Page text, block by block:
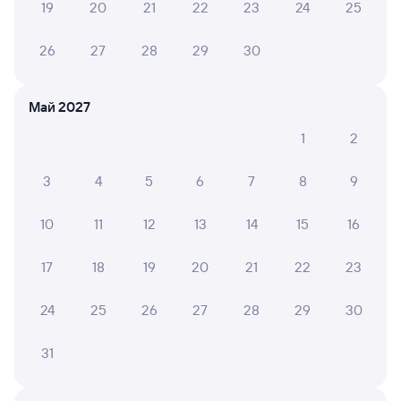
Выбор любимых мест на схемах вагонов
Подробные ответы на вопросы о поездке или
покупке
Что нужно, чтобы сесть в поезд?
Как поменять билет на другую дату или
на другой поезд?
Как вернуть билет?
пассажира?
19 20 21 22 23 24 25
26 27 28 29 30
Май 2027
1
2
3 4 5 6 7 8 9
10 11 12 13 14 15 16
17 18 19 20 21 22 23
24 25 26 27 28 29 30
31